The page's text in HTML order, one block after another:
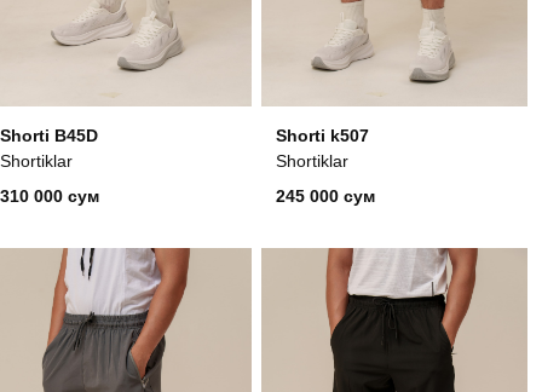
Shorti B45D
Shortiklar
310 000 сум
Shorti k507
Shortiklar
245 000 сум